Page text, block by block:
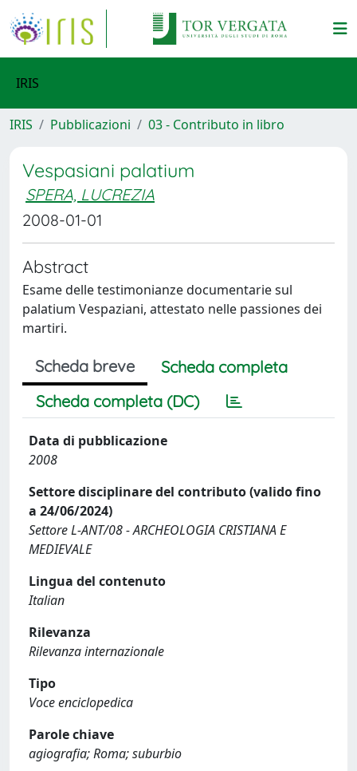
IRIS
IRIS Pubblicazioni 03 - Contributo in libro
Vespasiani palatium
SPERA, LUCREZIA
2008-01-01
Abstract
Esame delle testimonianze documentarie sul
palatium Vespaziani, attestato nelle passiones dei
martiri.
Scheda breve
Scheda completa
Scheda completa (DC)
Data di pubblicazione
2008
Settore disciplinare del contributo (valido fino
a 24/06/2024)
Settore L-ANT/08 - ARCHEOLOGIA CRISTIANA E
MEDIEVALE
Lingua del contenuto
Italian
Rilevanza
Rilevanza internazionale
Tipo
Voce enciclopedica
Parole chiave
agiografia; Roma; suburbio